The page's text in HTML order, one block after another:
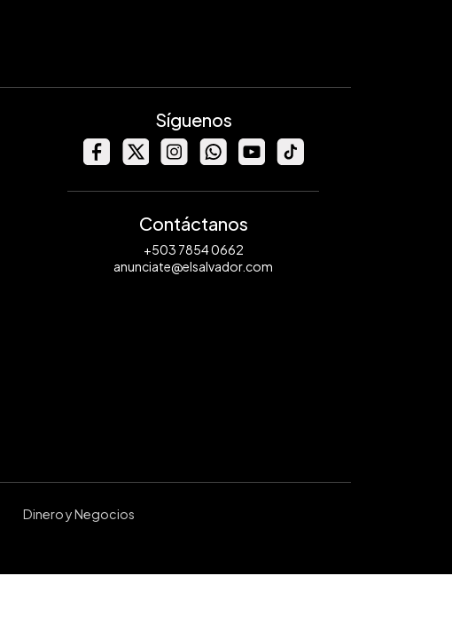
Síguenos
Contáctanos
+503 7854 0662
anunciate@elsalvador.com
Dinero y Negocios